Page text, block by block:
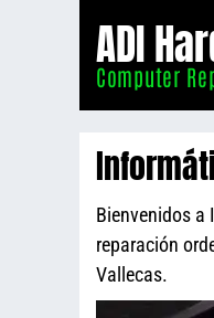
ADI
Computer
Bienvenidos a
reparación
Vallecas.